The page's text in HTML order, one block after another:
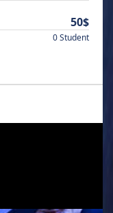
50$
0 Student